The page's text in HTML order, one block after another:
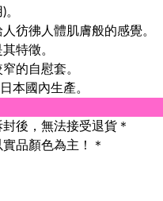
彷彿人體肌膚般的感覺。
特徵。
的自慰套。
本國內生產。
後，無法接受退貨＊
品顏色為主！＊